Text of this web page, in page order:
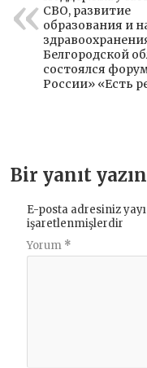
СВО, развитие
образования и
Белгородской
состоялся
России» «Есть
Bir yanıt yazın
E-posta adresiniz
işaretlenmişlerdir
Yorum *